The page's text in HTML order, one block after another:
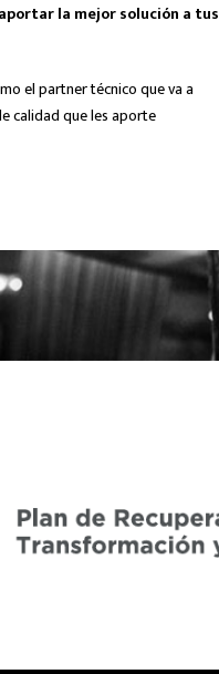
la mejor solución a tus
el partner técnico que va a
calidad que les aporte